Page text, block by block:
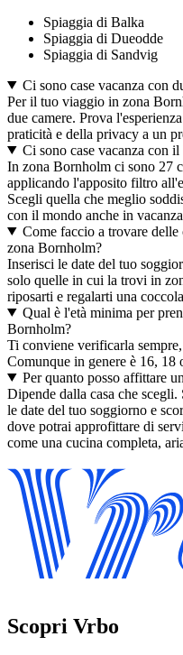
Spiaggia di Balka
Spiaggia di Dueodde
Spiaggia di Sandvig
Ci sono case vacanza con
Per il tuo viaggio in zona
due camere. Prova
praticità e della privacy a un
Ci sono case vacanza con
In zona Bornholm ci sono 27
applicando l'apposito filtro
Scegli quella che meglio
con il mondo anche in
Come faccio a trovare delle
zona Bornholm?
Inserisci le date del tuo
solo quelle in cui la trovi in
riposarti e regalarti una
Qual è l'età minima per
Bornholm?
Ti conviene verificarla
Comunque in genere è 16, 18
Per quanto posso affittare
Dipende dalla casa che
le date del tuo soggiorno e
dove potrai approfittare di
come una cucina completa,
Scopri Vrbo